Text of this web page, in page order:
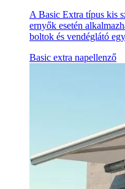
A Basic Extra típus kis
ernyők esetén
boltok és vendéglátó
Basic extra napellenző